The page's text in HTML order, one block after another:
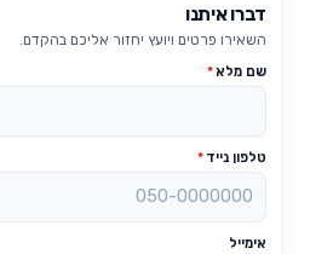
דברו איתנו
השאירו פרטים ויועץ יחזור אליכם בהקדם.
שם מלא*
טלפון נייד *
אימייל